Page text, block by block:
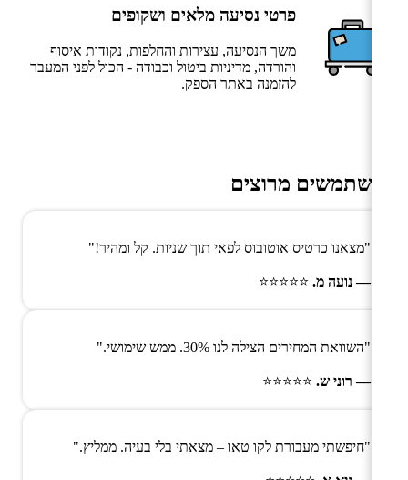
פרטי נסיעה מלאים ושקופים
משך הנסיעה, עצירות והחלפות, נקודות איסוף
והורדה, מדיניות ביטול וכבודה - הכול לפני המעבר
להזמנה באתר הספק.
משתמשים מרוצים
"מצאנו כרטיס אוטובוס לפאי תוך שניות. קל ומהיר!"
— נועה מ. ⭐⭐⭐⭐⭐
"השוואת המחירים הצילה לנו 30%. ממש שימושי."
— רוני ש. ⭐⭐⭐⭐⭐
"חיפשתי מעבורת לקו טאו – מצאתי בלי בעיה. ממליץ."